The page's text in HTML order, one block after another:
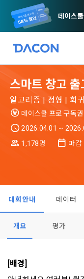
데이스쿨
알림 0
✕
LEVEL 1
오늘의 XP
0 / 800
본 약관은 데이콘 주
비스를 이용하는 조건
규정하는 데 그 목적
며, 어떤 방식이든 본
의 조항을 포함한다.
제 2 조 (용어의 정의)
1."사이트"라 함은 "회
여 컴퓨터 등 정보 통
데
데이콘은 이용자
는 ‘회사’)는 서비스
정보보호 등에 관한
1. 개인정보처리방침의
며, 필요에 따라 누구
적을 달성한 정보를
마
DACON이 제공하는
경품 행사, 이벤트, 경
서신우편, 문자(SMS
이용자에게 제공합니다.
- 마케팅 수신 동의는
의 의사에 따라 동의를
에 제한이 되지 않습니
스마트 창고
알고리즘 | 정형 | 회
데이스쿨 프로 구독권
2026.04.01 ~
1,178명
마감
대회안내 데이터
개요 평가
[배경]